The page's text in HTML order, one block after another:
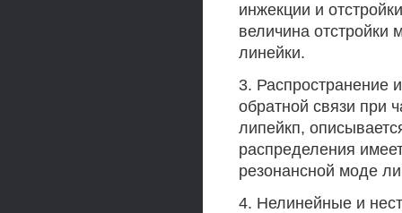
инжекции и
величина отстройки
линейки.
3. Распространение
обратной связи при
липейкп,
распределения
резонансной моде
4. Нелинейные и